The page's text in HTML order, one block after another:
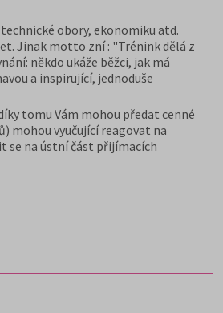
obory, ekonomiku atd.
Jinak motto zní : "Trénink dělá z
někdo ukáže běžci, jak má
a inspirující, jednoduše
tomu Vám mohou předat cenné
mohou vyučující reagovat na
se na ústní část přijímacích